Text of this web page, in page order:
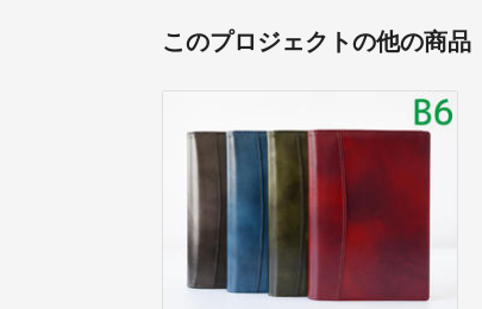
このプロジェクトの他の商品